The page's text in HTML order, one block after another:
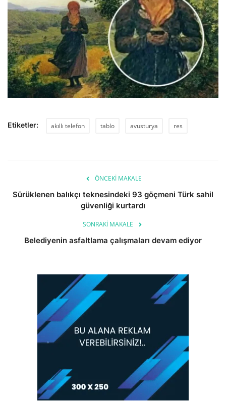
Etiketler: akıllı telefon tablo avusturya res
ÖNCEKI MAKALE
Sürüklenen balıkçı teknesindeki 93 göçmeni Türk sahil
güvenliği kurtardı
SONRAKI MAKALE
Belediyenin asfaltlama çalışmaları devam ediyor